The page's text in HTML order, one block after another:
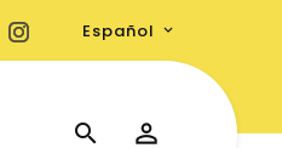
Español 